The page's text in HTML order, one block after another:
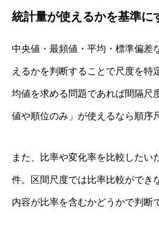
統計量が使えるかを基準に
中央値・最頻値・平均・標準偏差
えるかを判断することで尺度を特
均値を求める問題であれば間隔尺
値や順位のみ」が使えるなら順序
また、比率や変化率を比較したい
件。区間尺度では比率比較ができ
内容が比率を含むかどうかで判断